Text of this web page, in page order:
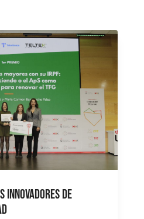
Innovadores de